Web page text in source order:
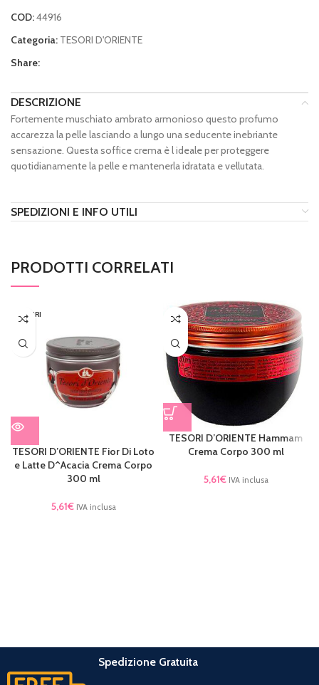
COD:44916
Categoria: TESORI D'ORIENTE
Share:
DESCRIZIONE
Fortemente muschiato ambrato armonioso questo profumo
accarezza la pelle lasciando a lungo una seducente inebriante
sensazione. Questa soffice crema è l ideale per proteggere
quotidianamente la pelle e mantenerla idratata e vellutata.
SPEDIZIONI E INFO UTILI
PRODOTTI CORRELATI
ESAURI
TO
TESORI D’ORIENTE Fior Di Loto
e Latte D^Acacia Crema Corpo
300 ml
5,61€ IVA inclusa
TESORI D’ORIENTE Hammam
Crema Corpo 300 ml
5,61€ IVA inclusa
Spedizione Gratuita